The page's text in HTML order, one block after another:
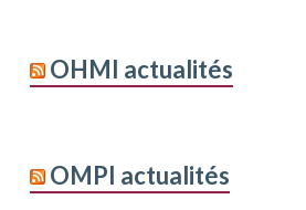
OHMI actualités
OMPI actualités